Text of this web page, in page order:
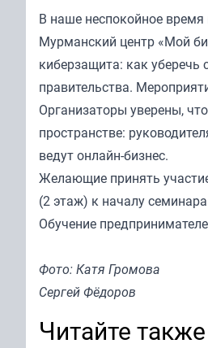
В наше неспокойное
Мурманский центр «Мой
киберзащита: как уберечь
правительства.
Организаторы уверены,
пространстве:
ведут онлайн-бизнес.
Желающие принять
(2 этаж) к началу
Обучение
Фото: Катя Громова
Сергей Фёдоров
Читайте также